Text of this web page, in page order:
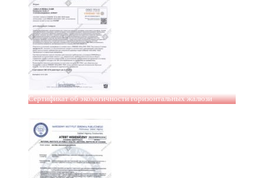
Сертификат об экологичности горизонтальных жалюзи